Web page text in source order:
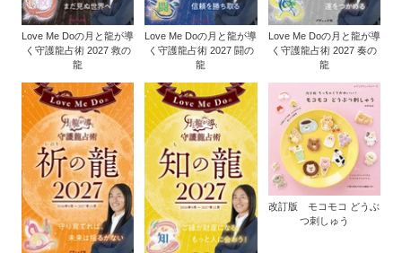
Love Me Doの月と龍が導
く守護龍占術 2027 救の
龍
Love Me Doの月と龍が導
く守護龍占術 2027 闘の
龍
Love Me Doの月と龍が導
く守護龍占術 2027 奏の
龍
改訂版 モコモコ どうぶ
つ刺しゅう